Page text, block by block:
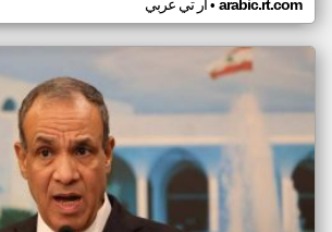
ار تي عربي• arabic.rt.com